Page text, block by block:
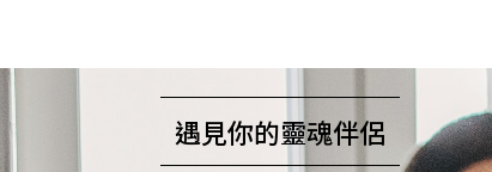
遇見你的靈魂伴侶